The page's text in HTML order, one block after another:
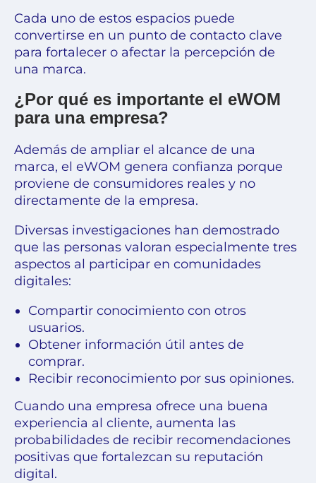
Cada uno de estos espacios puede
convertirse en un punto de contacto clave
para fortalecer o afectar la percepción de
una marca.
¿Por qué es importante el eWOM
para una empresa?
Además de ampliar el alcance de una
marca, el eWOM genera confianza porque
proviene de consumidores reales y no
directamente de la empresa.
Diversas investigaciones han demostrado
que las personas valoran especialmente tres
aspectos al participar en comunidades
digitales:
Compartir conocimiento con otros
usuarios.
Obtener información útil antes de
comprar.
Recibir reconocimiento por sus opiniones.
Cuando una empresa ofrece una buena
experiencia al cliente, aumenta las
probabilidades de recibir recomendaciones
positivas que fortalezcan su reputación
digital.